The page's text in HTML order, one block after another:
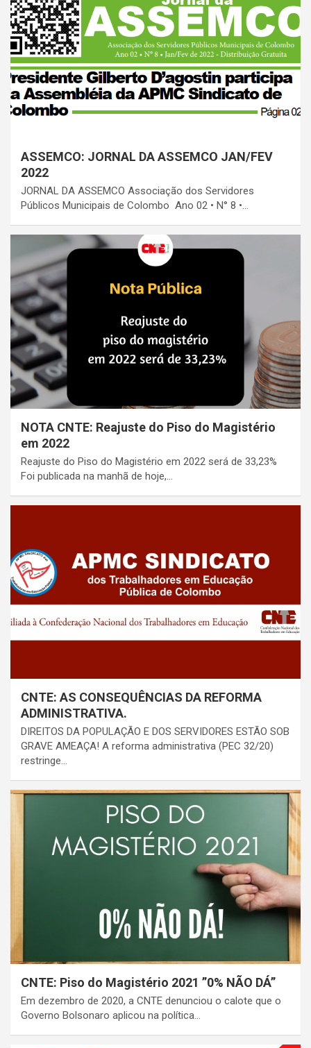
ASSEMCO: JORNAL DA ASSEMCO JAN/FEV
2022
JORNAL DA ASSEMCO Associação dos Servidores
Públicos Municipais de Colombo Ano 02 • N° 8 •…
NOTA CNTE: Reajuste do Piso do Magistério
em 2022
Reajuste do Piso do Magistério em 2022 será de 33,23%
Foi publicada na manhã de hoje,…
CNTE: AS CONSEQUÊNCIAS DA REFORMA
ADMINISTRATIVA.
DIREITOS DA POPULAÇÃO E DOS SERVIDORES ESTÃO SOB
GRAVE AMEAÇA! A reforma administrativa (PEC 32/20)
restringe…
CNTE: Piso do Magistério 2021 ”0% NÃO DÁ”
Em dezembro de 2020, a CNTE denunciou o calote que o
Governo Bolsonaro aplicou na política…